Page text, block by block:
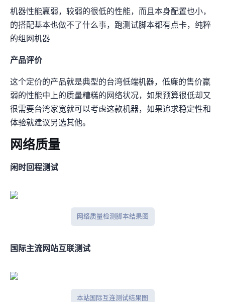
机器性能羸弱，较弱的CPU+很低的IO性能，而且本身配置也小，1C0.25GB
的搭配基本也做不了什么事，跑测试脚本都有点卡，纯粹
的组网机器
产品评价
这个定价的产品就是典型的台湾低端NAT机器，低廉的售价+羸
弱的性能+中上的IP质量+糟糕的网络状况，如果预算很低却又
很需要台湾家宽就可以考虑这款机器，如果追求稳定性和
体验就建议另选其他。
网络质量
闲时IPV4回程测试
网络质量检测脚本结果图
国际主流网站互联测试
本站 Tcpping 国际互连测试结果图